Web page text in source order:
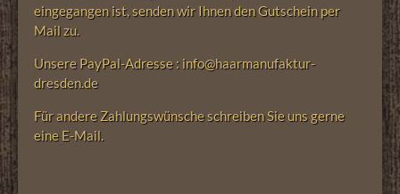
eingegangen ist, senden wir Ihnen den Gutschein per
Mail zu.
Unsere PayPal-Adresse : info@haarmanufaktur-
dresden.de
Für andere Zahlungswünsche schreiben Sie uns gerne
eine E-Mail.